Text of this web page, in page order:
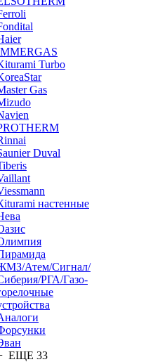
Turbo
Gas
Duval
настенные
Атем/Сигнал/
РГА/Газо-
ЕЩЕ 33